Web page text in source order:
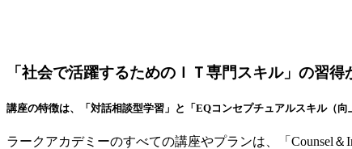
「社会で活躍するためのＩＴ専門スキル」の習
講座の特徴は、「対話相談型学習」と「EQコンセプチュアルスキル（向
ラークアカデミーのすべての講座やプランは、「Counsel